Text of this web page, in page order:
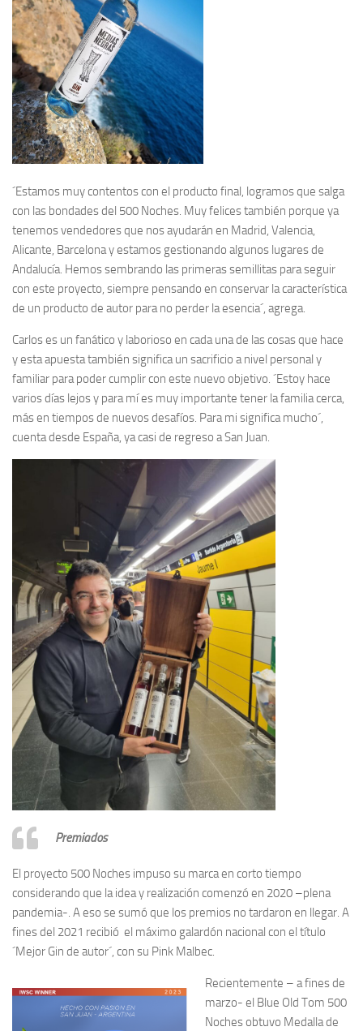
´Estamos muy contentos con el producto final, logramos que salga
con las bondades del 500 Noches. Muy felices también porque ya
tenemos vendedores que nos ayudarán en Madrid, Valencia,
Alicante, Barcelona y estamos gestionando algunos lugares de
Andalucía. Hemos sembrando las primeras semillitas para seguir
con este proyecto, siempre pensando en conservar la característica
de un producto de autor para no perder la esencia´, agrega.
Carlos es un fanático y laborioso en cada una de las cosas que hace
y esta apuesta también significa un sacrificio a nivel personal y
familiar para poder cumplir con este nuevo objetivo. ´Estoy hace
varios días lejos y para mí es muy importante tener la familia cerca,
más en tiempos de nuevos desafíos. Para mi significa mucho´,
cuenta desde España, ya casi de regreso a San Juan.
Premiados
El proyecto 500 Noches impuso su marca en corto tiempo
considerando que la idea y realización comenzó en 2020 –plena
pandemia-. A eso se sumó que los premios no tardaron en llegar. A
fines del 2021 recibió el máximo galardón nacional con el título
´Mejor Gin de autor´, con su Pink Malbec.
Recientemente – a fines de
marzo- el Blue Old Tom 500
Noches obtuvo Medalla de